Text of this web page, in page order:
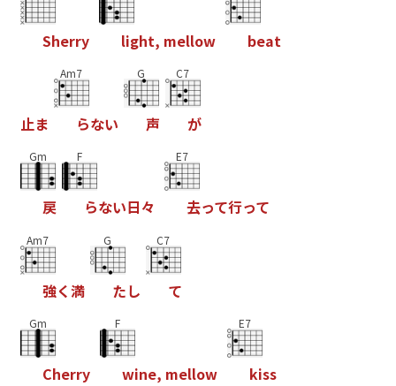
Sherry light, mellow beat
止ま
Am7
らない
G
声
C7
が
Gm
戻
F
らない日々
E7
去って行って
Am7
強く満
G
たし
C7
て
Gm
Cherry
F
wine, mellow
E7
kiss